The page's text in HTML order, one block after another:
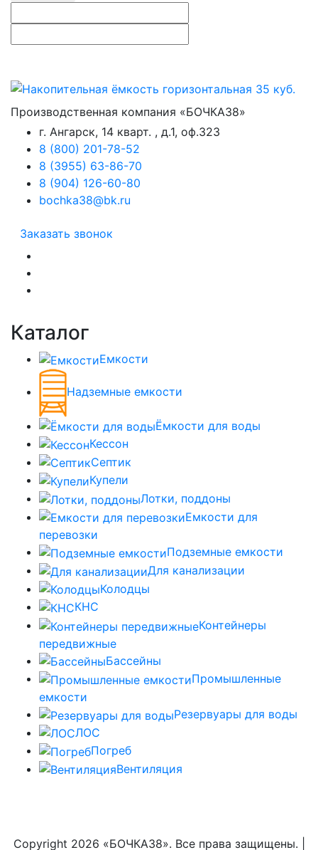
Производственная компания «БОЧКА38»
г. Ангарск, 14 кварт. , д.1, оф.323
8 (800) 201-78-52
8 (3955) 63-86-70
8 (904) 126-60-80
bochka38@bk.ru
Заказать звонок
Каталог
Емкости
Надземные емкости
Ёмкости для воды
Кессон
Септик
Купели
Лотки, поддоны
Емкости для
перевозки
Подземные емкости
Для канализации
Колодцы
КНС
Контейнеры
передвижные
Бассейны
Промышленные
емкости
Резервуары для воды
ЛОС
Погреб
Вентиляция
Copyright 2026 «БОЧКА38». Все права защищены. |